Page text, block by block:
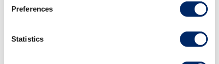
Preferences
Statistics